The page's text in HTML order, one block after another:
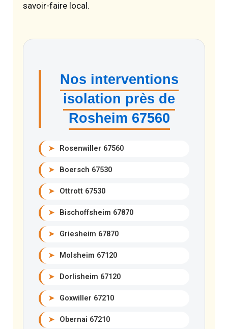
savoir-faire local.
Nos interventions
isolation près de
Rosheim 67560
➤ Rosenwiller 67560
➤ Boersch 67530
➤ Ottrott 67530
➤ Bischoffsheim 67870
➤ Griesheim 67870
➤ Molsheim 67120
➤ Dorlisheim 67120
➤ Goxwiller 67210
➤ Obernai 67210